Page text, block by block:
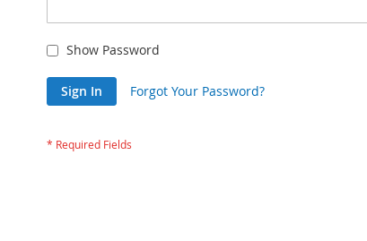
Show Password
Sign In Forgot Your Password?